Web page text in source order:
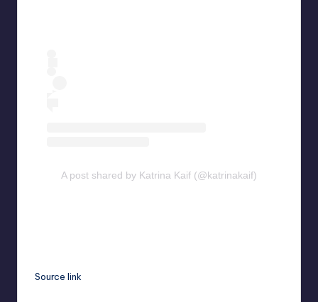
A post shared by Katrina Kaif (@katrinakaif)
Source link